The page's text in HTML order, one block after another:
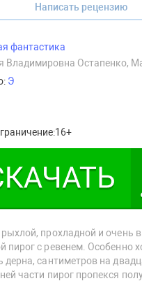
Написать рецензию
фантастика
Владимировна Остапенко,
Э
16+
прохладной и очень
пирог с ревенем. Особенно
дерна, сантиметров на
части пирог пропекся